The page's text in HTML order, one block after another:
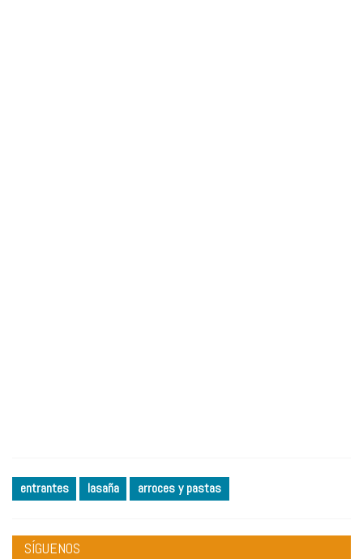
entrantes lasaña arroces y pastas
SÍGUENOS